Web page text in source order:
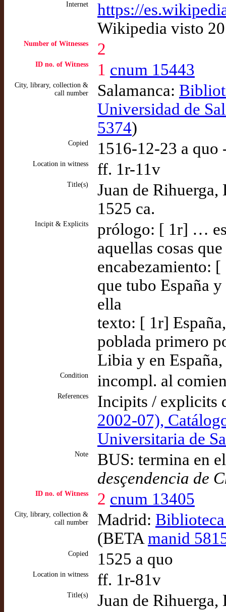
Internet
https://
Wikipedia visto
Number of Witnesses 2
ID no. of Witness 1 cnum 15443
City, library, collection &
call number
Salamanca:
Universidad de
5374)
Copied 1516-12-23 a quo
Location in witness ff. 1r-11v
Title(s)
Juan de Rihuerga,
1525 ca.
Incipit & Explicits
prólogo: [ 1r] …
aquellas cosas
encabezamiento:
que tubo España
ella
texto: [ 1r]
poblada primero
Libia y en
Condition incompl. al
References
Incipits / explicits
2002-07),
Universitaria de
Note
BUS: termina en
desçendencia de
ID no. of Witness 2 cnum 13405
City, library, collection &
call number
Madrid:
(BETA manid
Copied 1525 a quo
Location in witness ff. 1r-81v
Title(s)
Juan de Rihuerga,